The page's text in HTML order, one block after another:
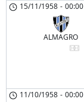
15/11/1958 - 00:00
ALMAGRO
11/10/1958 - 00:00